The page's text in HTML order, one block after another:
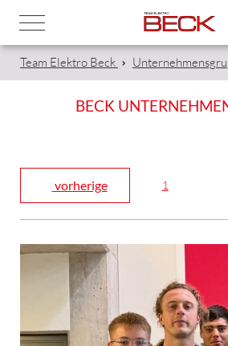
Team Elektro Beck
BECK
vorherige 1